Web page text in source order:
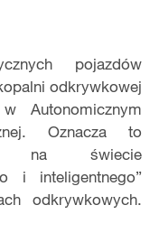
pojazdów
odkrywkowej
Autonomicznym
Oznacza to
na świecie
i inteligentnego”
odkrywkowych.